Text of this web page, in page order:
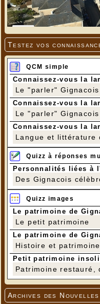
Testez vos
QCM simple
Connaissez-vous la
Le "parler" Gignacois
Connaissez-vous la
Le "parler" Gignacois
Connaissez-vous la
Langue et littérature
Quizz à réponses
Personnalités liées à
Des Gignacois
Quizz images
Le patrimoine de
Le petit patrimoine
Le patrimoine de
Histoire et patrimoine
Petit patrimoine
Patrimoine restauré,
Archives des Nouvelles